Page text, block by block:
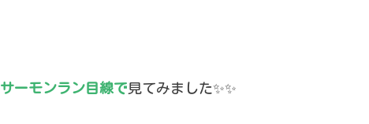
サーモンラン目線で見てみました✨✨